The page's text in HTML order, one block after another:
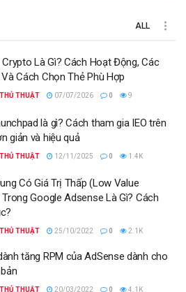
ALL
Là Gì? Cách Hoạt Động, Các
Cách Chọn Thẻ Phù Hợp
THUẬT 07/07/2026 0 9
là gì? Cách tham gia IEO trên
giản và hiệu quả
THUẬT 12/11/2025 0 1.4K
Có Giá Trị Thấp (Low Value
Google Adsense Là Gì? Cách
THUẬT 25/10/2022 0 2.1K
tăng RPM của AdSense dành cho
THUẬT 20/03/2022 0 4.1K